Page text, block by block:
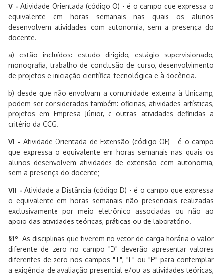
V -Atividade Orientada (código O) - é o campo que expressa o
equivalente em horas semanais nas quais os alunos
desenvolvem atividades com autonomia, sem a presença do
docente.
a) estão incluídos: estudo dirigido, estágio supervisionado,
monografia, trabalho de conclusão de curso, desenvolvimento
de projetos e iniciação científica, tecnológica e à docência.
b) desde que não envolvam a comunidade externa à Unicamp,
podem ser considerados também: oficinas, atividades artísticas,
projetos em Empresa Júnior, e outras atividades definidas a
critério da CCG.
VI - Atividade Orientada de Extensão (código OE) - é o campo
que expressa o equivalente em horas semanais nas quais os
alunos desenvolvem atividades de extensão com autonomia,
sem a presença do docente;
VII - Atividade a Distância (código D) - é o campo que expressa
o equivalente em horas semanais não presenciais realizadas
exclusivamente por meio eletrônico associadas ou não ao
apoio das atividades teóricas, práticas ou de laboratório.
§1º As disciplinas que tiverem no vetor de carga horária o valor
diferente de zero no campo "D" deverão apresentar valores
diferentes de zero nos campos "T", "L" ou "P" para contemplar
a exigência de avaliação presencial e/ou as atividades teóricas,